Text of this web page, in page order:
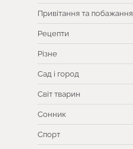
Привітання та побажання
Рецепти
Різне
Сад і город
Світ тварин
Сонник
Спорт